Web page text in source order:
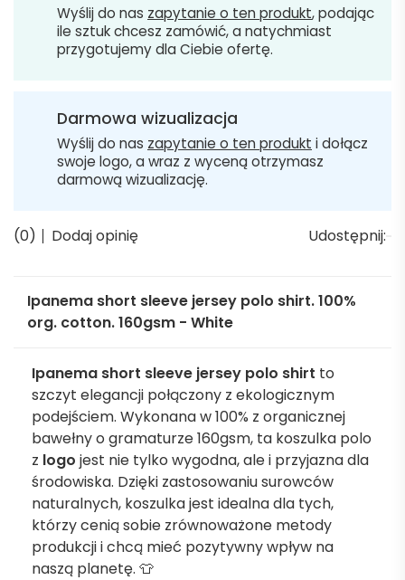
Wyślij do nas zapytanie o ten produkt, podając
ile sztuk chcesz zamówić, a natychmiast
przygotujemy dla Ciebie ofertę.
Darmowa wizualizacja
Wyślij do nas zapytanie o ten produkt i dołącz
swoje logo, a wraz z wyceną otrzymasz
darmową wizualizację.
(0) Dodaj opinię Udostępnij:
Ipanema short sleeve jersey polo shirt. 100%
org. cotton. 160gsm - White
Ipanema short sleeve jersey polo shirt to
szczyt elegancji połączony z ekologicznym
podejściem. Wykonana w 100% z organicznej
bawełny o gramaturze 160gsm, ta koszulka polo
z logo jest nie tylko wygodna, ale i przyjazna dla
środowiska. Dzięki zastosowaniu surowców
naturalnych, koszulka jest idealna dla tych,
którzy cenią sobie zrównoważone metody
produkcji i chcą mieć pozytywny wpływ na
naszą planetę. 👕